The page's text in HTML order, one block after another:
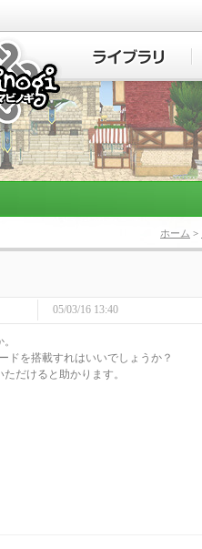
マビノギ
ホーム >
05/03/16 13:40
ドを搭載すれはいいでしょうか？
だけると助かります。